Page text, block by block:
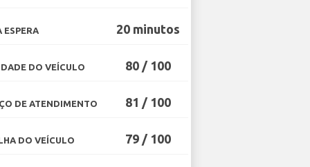
ESPERA 20 minutos
DO VEÍCULO 80 / 100
DE ATENDIMENTO 81 / 100
DO VEÍCULO 79 / 100